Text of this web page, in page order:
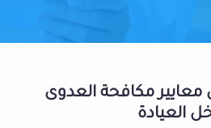
معايير مكافحة العدوى
العيادة